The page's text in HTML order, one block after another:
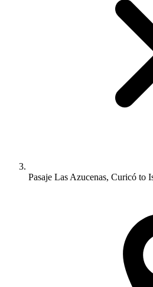
Pasaje Las Azucenas, Curicó to